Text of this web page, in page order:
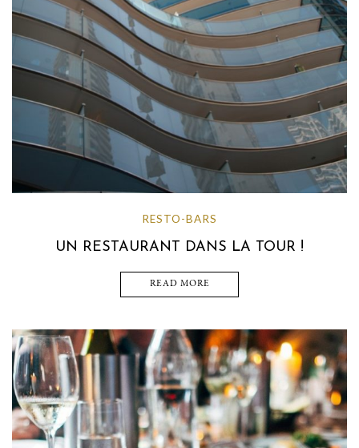
RESTO-BARS
UN RESTAURANT DANS LA TOUR !
READ MORE